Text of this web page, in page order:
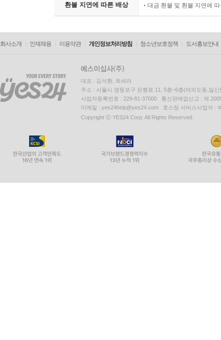
환불 지연에 따른 배상 대금 환불 및 환불 지연에
회사소개 인재채용 이용약관 개인정보처리방침 청소년보호정책 도서홍보안내
대표 : 김석환, 최세라
주소 : 서울시 영등포구 은행로 11, 5층~6층(여의도동,일신
사업자등록번호 : 229-81-37000 통신판매업신고 : 제
이메일 : yes24help@yes24.com 호스팅 서비스사업자 :
Copyright ⓒ YES24 Corp. All Rights Reserved.